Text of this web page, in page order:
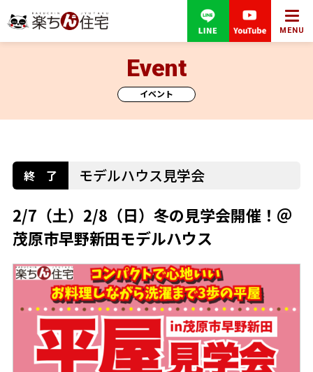
MENU
イベント
Event
モデルハウス見学会
2/7（土）2/8（日）冬の見学会開催！＠
茂原市早野新田モデルハウス